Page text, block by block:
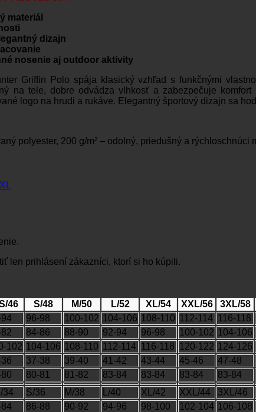
materiál
dizajn
nosenie aj outdoor aktivity
Griffin Polo spája klasický vzhľad s funkčnými
na tele, dobre odvádza vlhkosť a zabezpečuje
logo na hrudi a rukáve. Elegantný športový dizajn sa
polyester, 200 g/m² – odolný, priedušný a
XL
len prihlásení zákazníci, ktorí si ho kúpili.
46 S/48 M/50 L/52 XL/54 XXL/56 3XL/58
96-98 100-102 104-106 108-110 112-114 116-118
84-86 88-90 92-94 96-98 100-102 104-106
102 104-106 108-110 112-114 116-118 120-122 124-126
37-38 39-40 41-42 43-44 45-46 47-48
80-81 81-82 83-84 83-84 83-84 83-84
34 S/36 M/38 L/40 XL/42 XXL/44
3XL/46
86-88 90-92 94-96 98-100 102-104 106-108